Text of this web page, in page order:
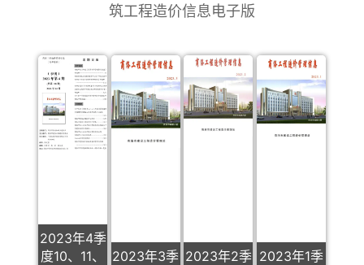
筑工程造价信息电子版
2023年4季
度10、11、
2023年3季 2023年2季 2023年1季